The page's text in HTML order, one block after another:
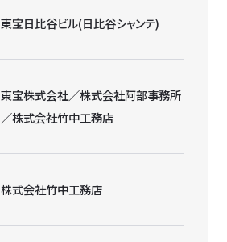
東宝日比谷ビル(日比谷シャンテ)
東宝株式会社／株式会社阿部事務所
／株式会社竹中工務店
株式会社竹中工務店